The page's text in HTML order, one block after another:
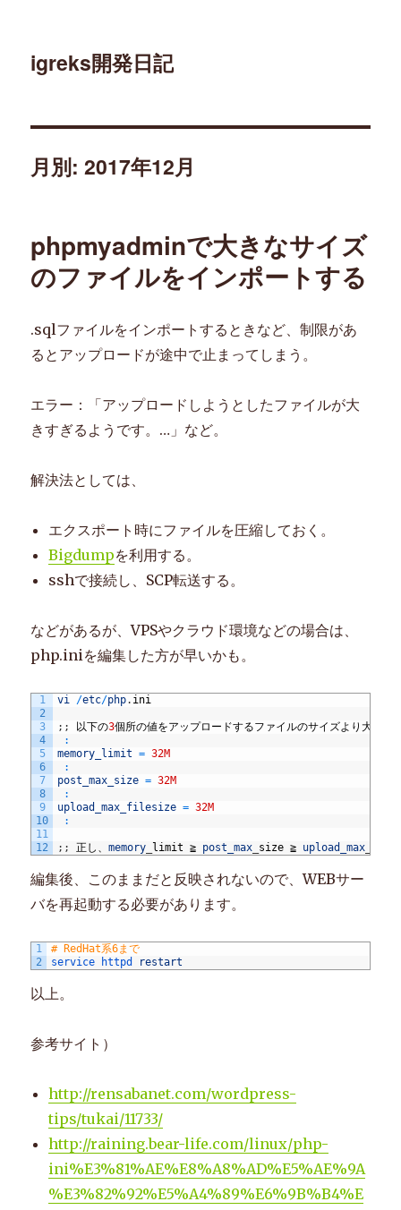
igreks開発日記
月別: 2017年12月
phpmyadminで大きなサイズ
のファイルをインポートする
.sqlファイルをインポートするときなど、制限があ
るとアップロードが途中で止まってしまう。
エラー：「アップロードしようとしたファイルが大
きすぎるようです。…」など。
解決法としては、
エクスポート時にファイルを圧縮しておく。
Bigdumpを利用する。
sshで接続し、SCP転送する。
などがあるが、VPSやクラウド環境などの場合は、
php.iniを編集した方が早いかも。
1
2
3
4
5
6
7
8
9
10
11
12
vi /etc/php. ini
; ; 以下の3個所の値をアップロードするファイルのサイズより大きく
:
memory_limit
= 32M
:
post_max_size = 32M
:
upload_max_filesize = 32M
:
; ; 正し、memory limit ≧ post_max size ≧ upload_max
編集後、このままだと反映されないので、WEBサー
バを再起動する必要があります。
1
2
# RedHat系6まで
service
httpd restart
以上。
参考サイト）
http://rensabanet.com/wordpress-
tips/tukai/11733/
http://raining.bear-life.com/linux/php-
ini%E3%81%AE%E8%A8%AD%E5%AE%9A
%E3%82%92%E5%A4%89%E6%9B%B4%E